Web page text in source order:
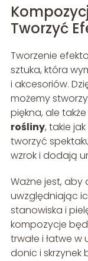
Tworzyć
Tworzenie
sztuka, która
i akcesoriów.
możemy
piękna, ale
rośliny, takie
tworzyć
wzrok i dodają
Ważne jest, aby
uwzględniając
stanowiska i
kompozycje
trwałe i łatwe
donic i